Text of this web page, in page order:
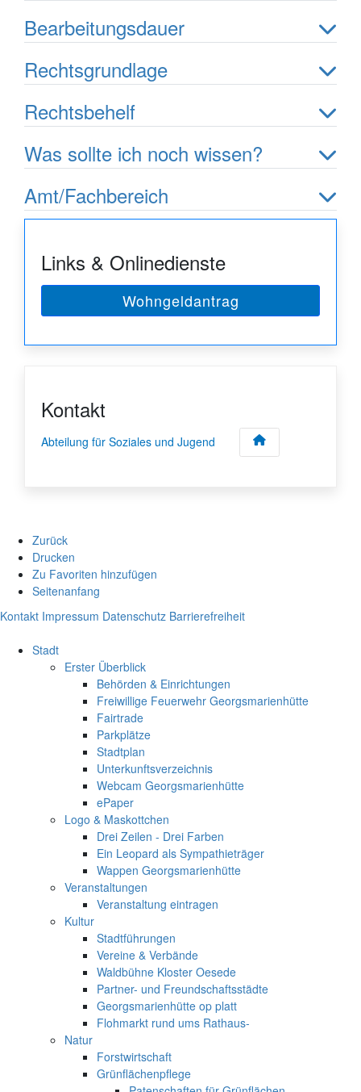
Bearbeitungsdauer
Rechtsgrundlage
Rechtsbehelf
Was sollte ich noch wissen?
Amt/Fachbereich
Links & Onlinedienste
Wohngeldantrag
Kontakt
Abteilung für Soziales und Jugend
Zurück
Drucken
Zu Favoriten hinzufügen
Seitenanfang
Kontakt Impressum Datenschutz Barrierefreiheit
Stadt
Erster Überblick
Behörden & Einrichtungen
Freiwillige Feuerwehr Georgsmarienhütte
Fairtrade
Parkplätze
Stadtplan
Unterkunftsverzeichnis
Webcam Georgsmarienhütte
ePaper
Logo & Maskottchen
Drei Zeilen - Drei Farben
Ein Leopard als Sympathieträger
Wappen Georgsmarienhütte
Veranstaltungen
Veranstaltung eintragen
Kultur
Stadtführungen
Vereine & Verbände
Waldbühne Kloster Oesede
Partner- und Freundschaftsstädte
Georgsmarienhütte op platt
Flohmarkt rund ums Rathaus-
Natur
Forstwirtschaft
Grünflächenpflege